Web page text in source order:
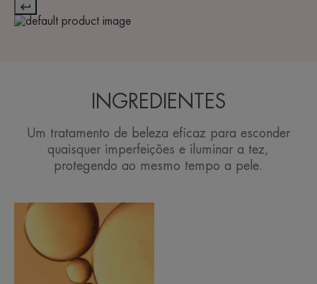
INGREDIENTES
Um tratamento de beleza eficaz para esconder
quaisquer imperfeições e iluminar a tez,
protegendo ao mesmo tempo a pele.